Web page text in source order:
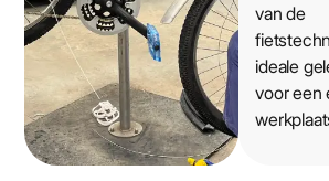
van de
ideale
voor een